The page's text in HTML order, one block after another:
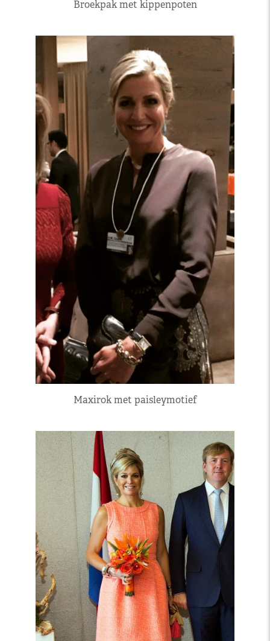
Broekpak met kippenpoten
Maxirok met paisleymotief